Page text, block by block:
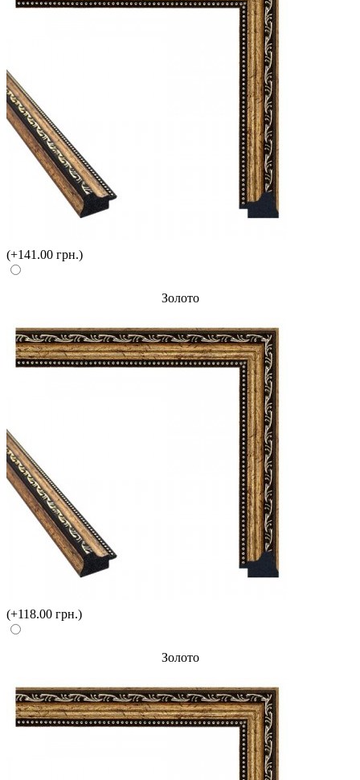
(+141.00 грн.)
Золото
(+118.00 грн.)
Золото